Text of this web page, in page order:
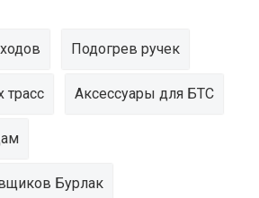
Подогрев ручек
Аксессуары для БТС
Бурлак